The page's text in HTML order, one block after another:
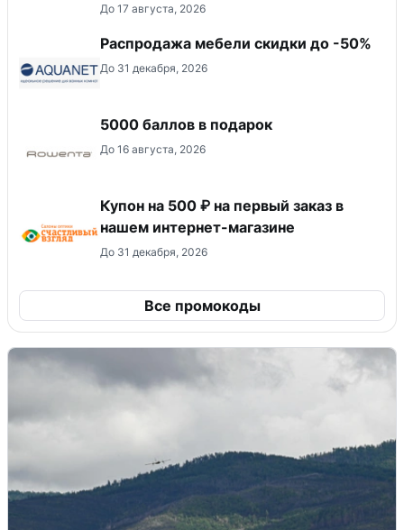
До 17 августа, 2026
Распродажа мебели скидки до -50%
До 31 декабря, 2026
5000 баллов в подарок
До 16 августа, 2026
Купон на 500 ₽ на первый заказ в
нашем интернет-магазине
До 31 декабря, 2026
Все промокоды